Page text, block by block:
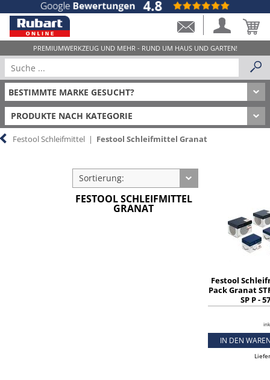
PRODUKTE NACH KATEGORIE
Festool Schleifmittel | Festool Schleifmittel Granat
Sortierung:
FESTOOL SCHLEIFMITTEL
GRANAT
Festool
Pack Granat
SP P -
IN DEN